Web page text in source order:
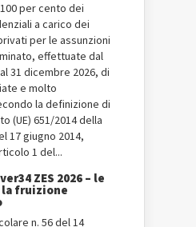
per cento dei
a carico dei
per le assunzioni
effettuate dal
31 dicembre 2026, di
e molto
la definizione di
(UE) 651/2014 della
17 giugno 2014,
1 del...
ZES 2026 – le
fruizione
n. 56 del 14